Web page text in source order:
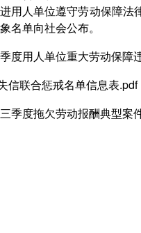
用人单位遵守劳动保障法
名单向社会公布。
度用人单位重大劳动保障
信联合惩戒名单信息表.pdf
季度拖欠劳动报酬典型案